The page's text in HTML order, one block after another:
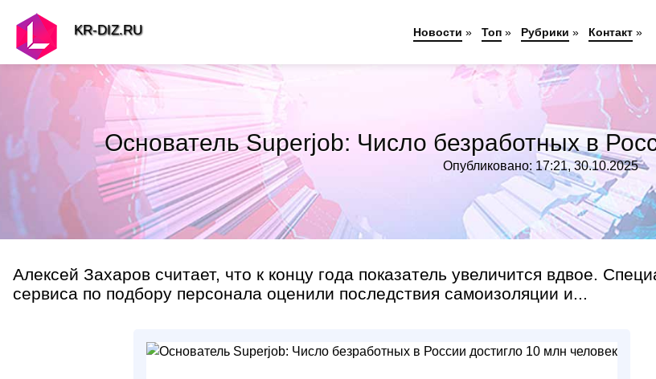
Основатель Superjob: Число безработных в
Опубликовано: 17:21, 30.10.2025
Алексей Захаров считает, что к концу года показатель увеличится вдвое.
сервиса по подбору персонала оценили последствия самоизоляции и...
KR-DIZ.RU Новости » Топ » Рубрики » Контакт »